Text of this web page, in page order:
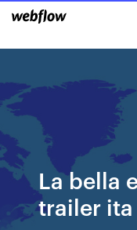
La bella
trailer ita